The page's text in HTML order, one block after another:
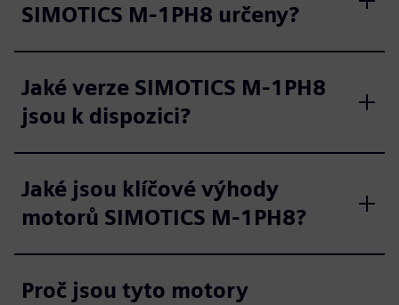
SIMOTICS M-1PH8 určeny?
Jaké verze SIMOTICS M-1PH8
jsou k dispozici?
Jaké jsou klíčové výhody
motorů SIMOTICS M-1PH8?
Proč jsou tyto motory